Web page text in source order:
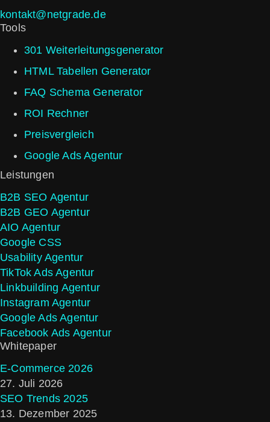
kontakt@netgrade.de
Tools
301 Weiterleitungs­generator
HTML Tabellen Generator
FAQ Schema Generator
ROI Rechner
Preisvergleich
Google Ads Agentur
Leistungen
B2B SEO Agentur
B2B GEO Agentur
AIO Agentur
Google CSS
Usability Agentur
TikTok Ads Agentur
Linkbuilding Agentur
Instagram Agentur
Google Ads Agentur
Facebook Ads Agentur
Whitepaper
E-Commerce 2026
27. Juli 2026
SEO Trends 2025
13. Dezember 2025